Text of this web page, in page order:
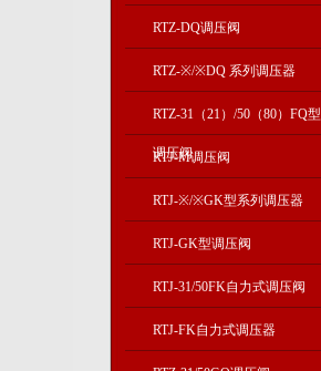
RTZ-DQ调压阀
RTZ-※/※DQ 系列调压器
RTZ-31（21）/50（80）FQ型
调压阀
RTJ-M调压阀
RTJ-※/※GK型系列调压器
RTJ-GK型调压阀
RTJ-31/50FK自力式调压阀
RTJ-FK自力式调压器